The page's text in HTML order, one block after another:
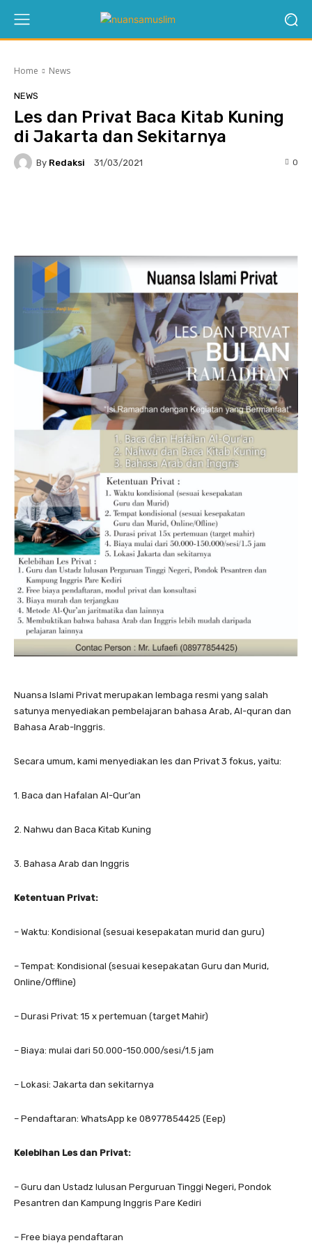
Home News
NEWS
Les dan Privat Baca Kitab Kuning
di Jakarta dan Sekitarnya
By Redaksi 31/03/2021 0
Nuansa Islami Privat merupakan lembaga resmi yang salah
satunya menyediakan pembelajaran bahasa Arab, Al-quran dan
Bahasa Arab-Inggris.
Secara umum, kami menyediakan les dan Privat 3 fokus, yaitu:
1. Baca dan Hafalan Al-Qur’an
2. Nahwu dan Baca Kitab Kuning
3. Bahasa Arab dan Inggris
Ketentuan Privat:
– Waktu: Kondisional (sesuai kesepakatan murid dan guru)
– Tempat: Kondisional (sesuai kesepakatan Guru dan Murid,
Online/Offline)
– Durasi Privat: 15 x pertemuan (target Mahir)
– Biaya: mulai dari 50.000-150.000/sesi/1.5 jam
– Lokasi: Jakarta dan sekitarnya
– Pendaftaran: WhatsApp ke 08977854425 (Eep)
Kelebihan Les dan Privat:
– Guru dan Ustadz lulusan Perguruan Tinggi Negeri, Pondok
Pesantren dan Kampung Inggris Pare Kediri
– Free biaya pendaftaran